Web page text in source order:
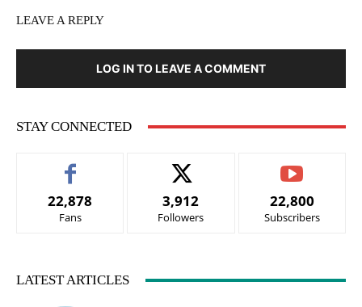
LEAVE A REPLY
LOG IN TO LEAVE A COMMENT
STAY CONNECTED
22,878
Fans
3,912
Followers
22,800
Subscribers
LATEST ARTICLES